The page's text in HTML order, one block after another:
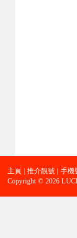
主頁 推介靚號 手機
Copyright © 2026